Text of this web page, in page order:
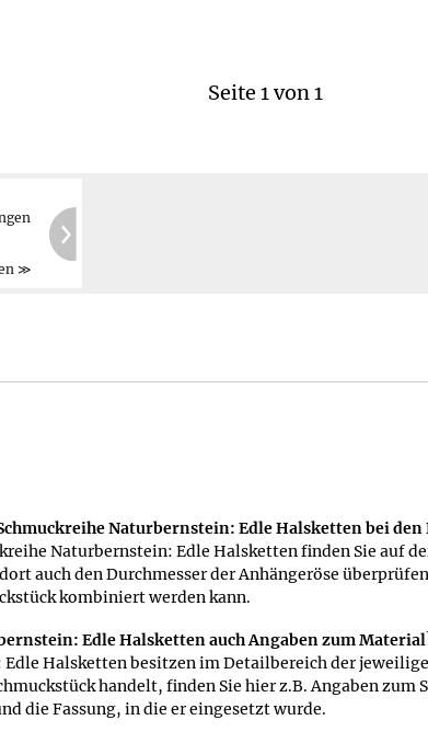
Seite 1 von 1
Naturbernstein: Edle Halsketten bei
Naturbernstein: Edle Halsketten finden Sie auf
auch den Durchmesser der Anhängeröse
kombiniert werden kann.
Edle Halsketten auch Angaben zum
Halsketten besitzen im Detailbereich der
handelt, finden Sie hier z.B. Angaben zum
die Fassung, in die er eingesetzt wurde.